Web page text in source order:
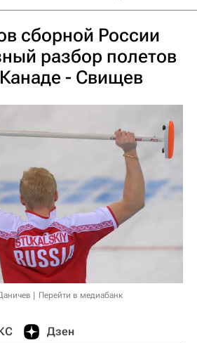
сборной России
разбор полетов
- Свищев
Перейти в медиабанк
Дзен